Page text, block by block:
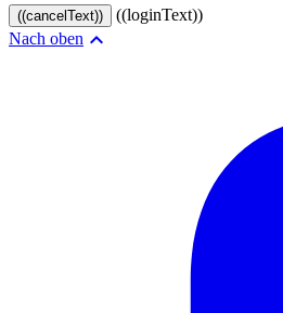
((cancelText))
((loginText))
Nach oben 